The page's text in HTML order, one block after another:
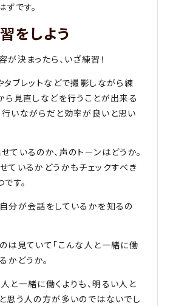
です。
をしよう
が決まったら、いざ練習！
タブレットなどで撮影しながら練
ら見直しなどを行うことが出来る
いながらだと効率が良いと思い
ているのか、声のトーンはどうか。
ているかどうかもチェックすべき
す。
分が会話をしているかを知るの
は見ていて「こんな人と一緒に働
かどうか。
と一緒に働くよりも、明るい人と
思う人の方が多いのではないでし